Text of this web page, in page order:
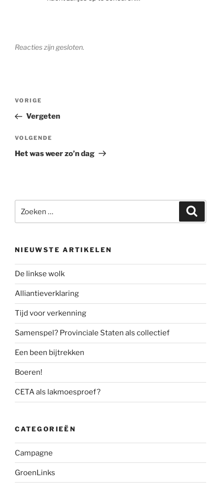
Reacties zijn gesloten.
Bericht
Vorig
bericht
VORIGE
Vergeten
Volgend
bericht
VOLGENDE
Het was weer zo’n dag
naar:
NIEUWSTE ARTIKELEN
De linkse wolk
Alliantieverklaring
Tijd voor verkenning
Samenspel? Provinciale Staten als collectief
Een been bijtrekken
Boeren!
CETA als lakmoesproef?
CATEGORIEËN
Campagne
GroenLinks